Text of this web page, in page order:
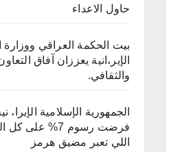
حاول الاعداء
بيت الحكمة العراقي ووزارة
الإير،انية يعززان آفاق
والثقافي.
الجمهورية الإسلامية الإيرا،
فرضت رسوم 7% على
اللي تعبر مضيق هرمز